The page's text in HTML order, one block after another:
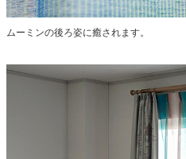
ムーミンの後ろ姿に癒されます。